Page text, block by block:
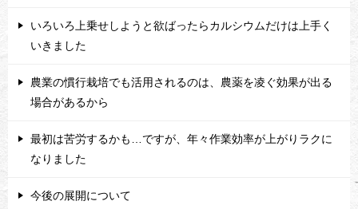
いろいろ上乗せしようと欲ばったらカルシウムだけは上手く
いきました
農業の慣行栽培でも活用されるのは、農薬を凌ぐ効果が出る
場合があるから
最初は苦労するかも…ですが、年々作業効率が上がりラクに
なりました
今後の展開について